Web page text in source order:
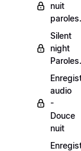
nuit
Silent
night
audio
-
Douce
nuit